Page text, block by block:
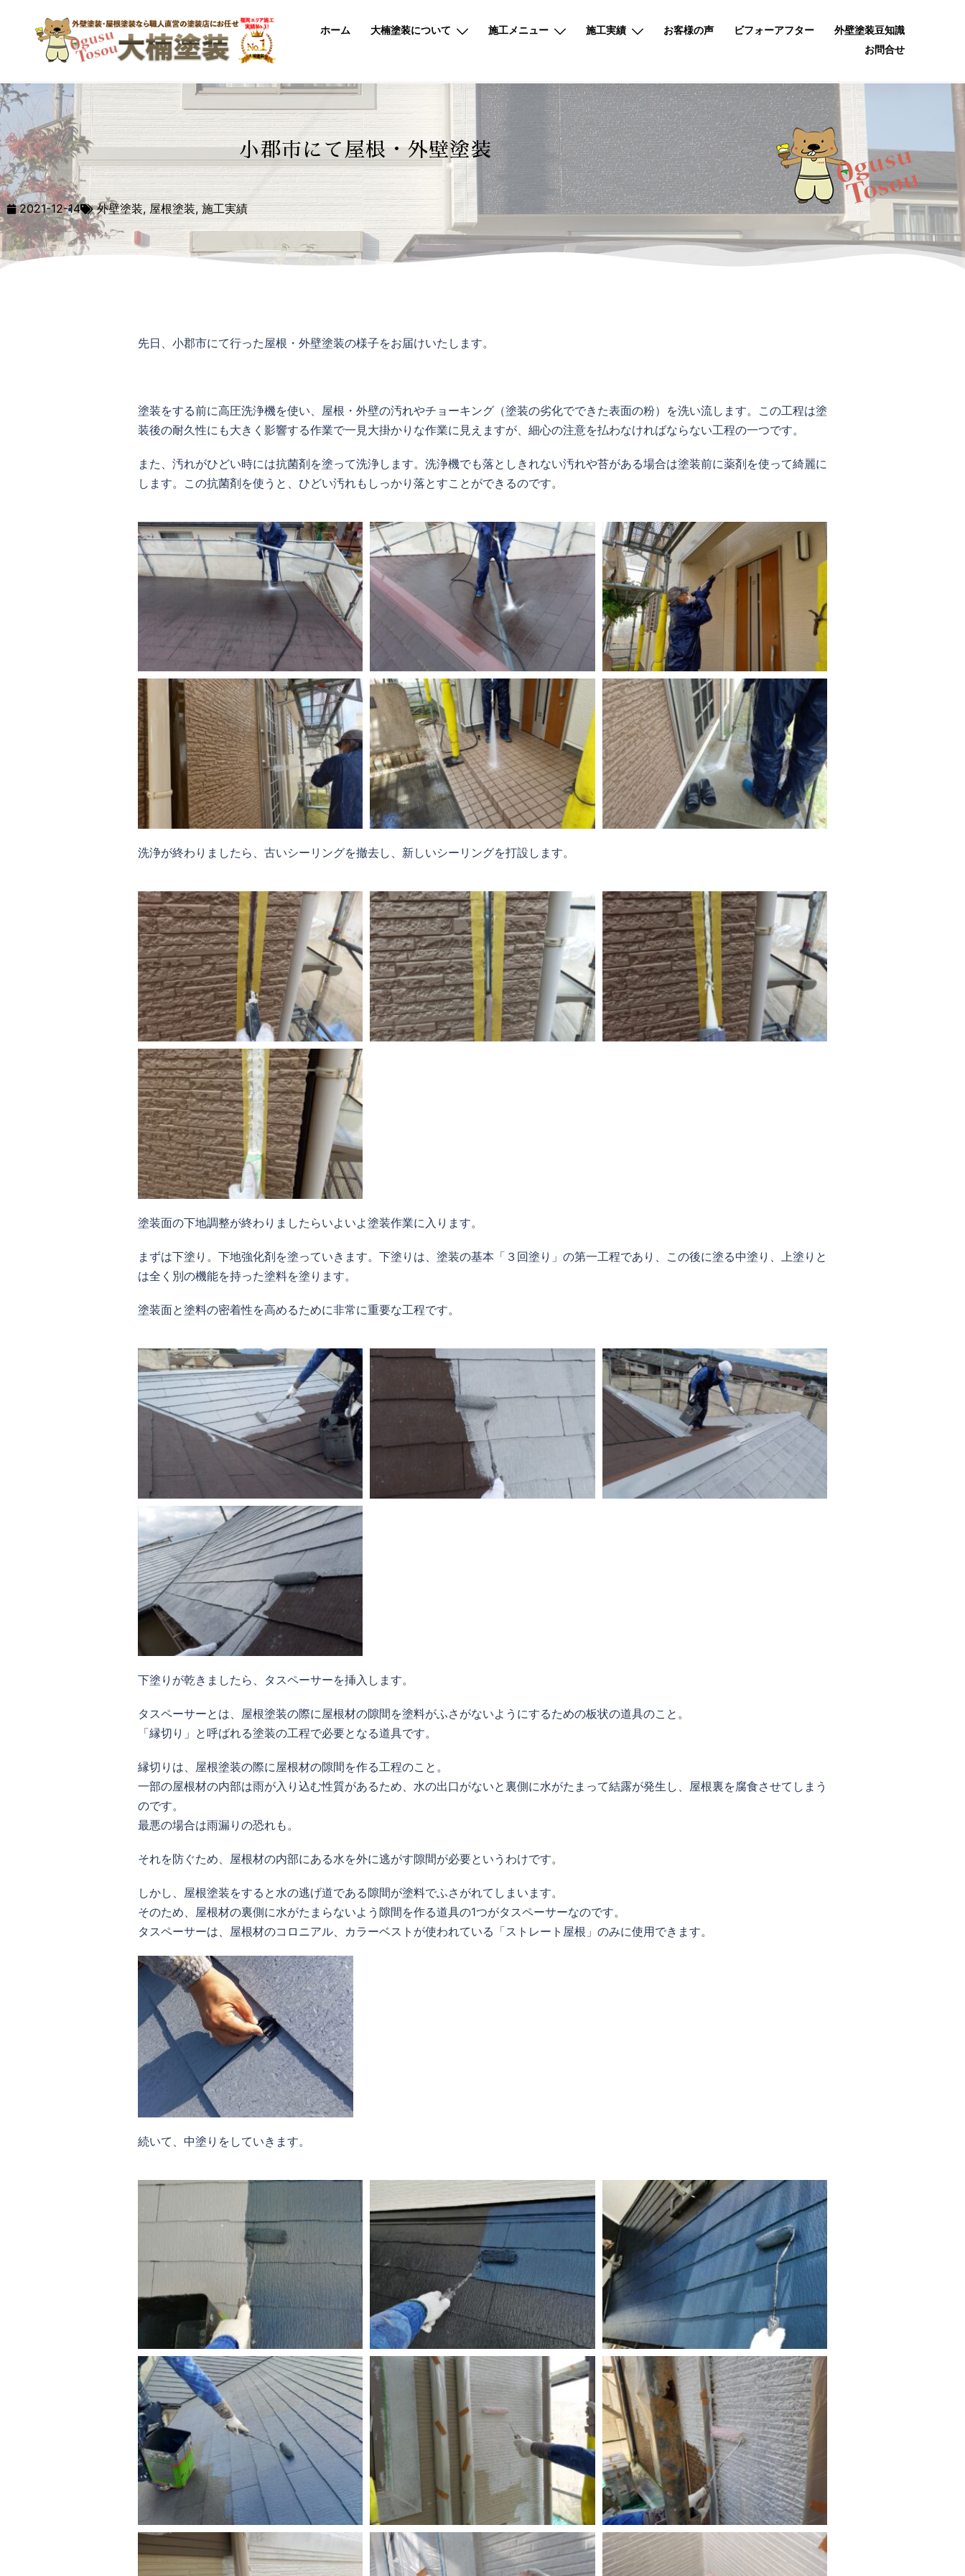
ホーム 大楠塗装について 施工メニュー 施工実績 お客様の声 ビフォーアフター
外壁塗装豆知識
お問合せ
小郡市にて屋根・外壁塗装
2021-12-14 外壁塗装, 屋根塗装,施工実績
先日、小郡市にて行った屋根・外壁塗装の様子をお届けいたします。
塗装をする前に高圧洗浄機を使い、屋根・外壁の汚れやチョーキング（塗装の劣化でできた表面の粉）を洗い流します。この工程は塗
装後の耐久性にも大きく影響する作業で一見大掛かりな作業に見えますが、細心の注意を払わなければならない工程の一つです。
また、汚れがひどい時には抗菌剤を塗って洗浄します。洗浄機でも落としきれない汚れや苔がある場合は塗装前に薬剤を使って綺麗に
します。この抗菌剤を使うと、ひどい汚れもしっかり落とすことができるのです。
洗浄が終わりましたら、古いシーリングを撤去し、新しいシーリングを打設します。
塗装面の下地調整が終わりましたらいよいよ塗装作業に入ります。
まずは下塗り。下地強化剤を塗っていきます。下塗りは、塗装の基本「３回塗り」の第一工程であり、この後に塗る中塗り、上塗りと
は全く別の機能を持った塗料を塗ります。
塗装面と塗料の密着性を高めるために非常に重要な工程です。
下塗りが乾きましたら、タスペーサーを挿入します。
タスペーサーとは、屋根塗装の際に屋根材の隙間を塗料がふさがないようにするための板状の道具のこと。
「縁切り」と呼ばれる塗装の工程で必要となる道具です。
縁切りは、屋根塗装の際に屋根材の隙間を作る工程のこと。
一部の屋根材の内部は雨が入り込む性質があるため、水の出口がないと裏側に水がたまって結露が発生し、屋根裏を腐食させてしまう
のです。
最悪の場合は雨漏りの恐れも。
それを防ぐため、屋根材の内部にある水を外に逃がす隙間が必要というわけです。
しかし、屋根塗装をすると水の逃げ道である隙間が塗料でふさがれてしまいます。
そのため、屋根材の裏側に水がたまらないよう隙間を作る道具の1つがタスペーサーなのです。
タスペーサーは、屋根材のコロニアル、カラーベストが使われている「ストレート屋根」のみに使用できます。
続いて、中塗りをしていきます。